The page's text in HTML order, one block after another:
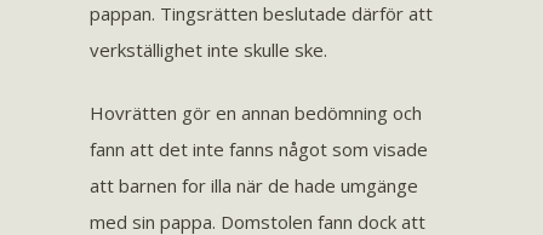
pappan. Tingsrätten beslutade därför att
verkställighet inte skulle ske.
Hovrätten gör en annan bedömning och
fann att det inte fanns något som visade
att barnen for illa när de hade umgänge
med sin pappa. Domstolen fann dock att